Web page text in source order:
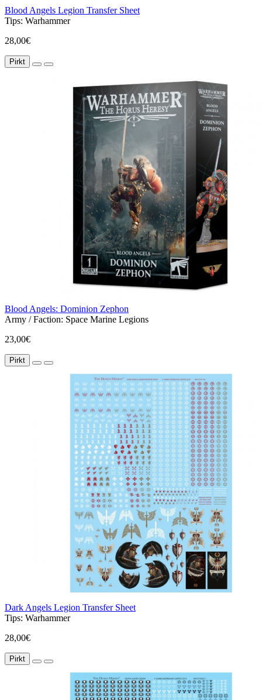
Blood Angels Legion Transfer Sheet
Tips: Warhammer
28,00€
Pirkt
Blood Angels: Dominion Zephon
Army / Faction: Space Marine Legions
23,00€
Pirkt
Dark Angels Legion Transfer Sheet
Tips: Warhammer
28,00€
Pirkt